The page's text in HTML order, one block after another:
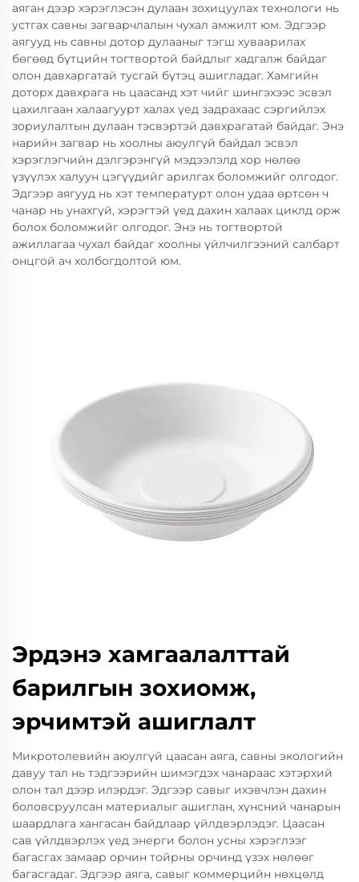
аяган дээр хэрэглэсэн дулаан зохицуулах технологи нь
устгах савны загварчлалын чухал амжилт юм. Эдгээр
аягууд нь савны дотор дулааныг тэгш хуваарилах
бөгөөд бүтцийн тогтвортой байдлыг хадгалж байдаг
олон давхаргатай тусгай бүтэц ашигладаг. Хамгийн
доторх давхрага нь цаасанд хэт чийг шингэхээс эсвэл
цахилгаан халаагуурт халах үед задрахаас сэргийлэх
зориулалтын дулаан тэсвэртэй давхрагатай байдаг. Энэ
нарийн загвар нь хоолны аюулгүй байдал эсвэл
хэрэглэгчийн дэлгэрэнгүй мэдээлэлд хор нөлөө
үзүүлэх халуун цэгүүдийг арилгах боломжийг олгодог.
Эдгээр аягууд нь хэт температурт олон удаа өртсөн ч
чанар нь унахгүй, хэрэгтэй үед дахин халаах циклд орж
болох боломжийг олгодог. Энэ нь тогтвортой
ажиллагаа чухал байдаг хоолны үйлчилгээний салбарт
онцгой ач холбогдолтой юм.
Эрдэнэ хамгаалалттай
барилгын зохиомж,
эрчимтэй ашиглалт
Микротолевийн аюулгүй цаасан аяга, савны экологийн
давуу тал нь тэдгээрийн шимэгдэх чанараас хэтэрхий
олон тал дээр илэрдэг. Эдгээр савыг ихэвчлэн дахин
боловсруулсан материалыг ашиглан, хүнсний чанарын
шаардлага хангасан байдлаар үйлдвэрлэдэг. Цаасан
сав үйлдвэрлэх үед энерги болон усны хэрэглээг
багасгах замаар орчин тойрны орчинд үзэх нөлөөг
багасгадаг. Эдгээр аяга, савыг коммерцийн нөхцөлд